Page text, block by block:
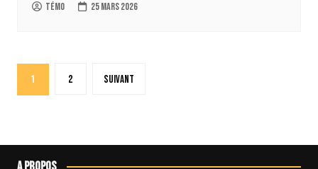
Témo 25 mars 2026
Pagination
des
1 2 Suivant